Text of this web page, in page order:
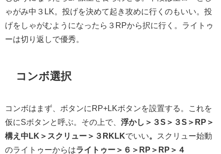
ゃがみ中３LK。投げを決めて起き攻めに行くのもいい。投
げをしゃがむようになったら３RPから択に行く。ライトゥ
ーは切り返しで優秀。
コンボ選択
コンボはまず、ボタンにRP+LKボタンを設置する。これを
仮にSボタンと呼ぶ。その上で、 浮かし＞３S＞３S＞RP＞
構え中LK＞スクリュー＞３RKLKでいい 。
スクリュー始動
のライトゥーからはライトゥー＞６＞RP＞RP＞４